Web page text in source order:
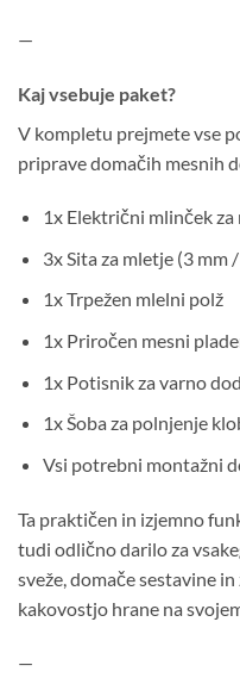
—
Kaj vsebuje paket?
V kompletu prejmete vse
priprave domačih mesnih
1x Električni mlinček za
3x Sita za mletje (3 mm
1x Trpežen mlelni polž
1x Priročen mesni
1x Potisnik za varno
1x Šoba za polnjenje
Vsi potrebni montažni
Ta praktičen in izjemno
tudi odlično darilo za
sveže, domače sestavine
kakovostjo hrane na
—